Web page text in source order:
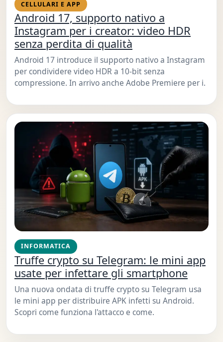
CELLULARI E APP
Android 17, supporto nativo a
Instagram per i creator: video HDR
senza perdita di qualità
Android 17 introduce il supporto nativo a Instagram
per condividere video HDR a 10-bit senza
compressione. In arrivo anche Adobe Premiere per i.
INFORMATICA
Truffe crypto su Telegram: le mini app
usate per infettare gli smartphone
Una nuova ondata di truffe crypto su Telegram usa
le mini app per distribuire APK infetti su Android.
Scopri come funziona l'attacco e come.